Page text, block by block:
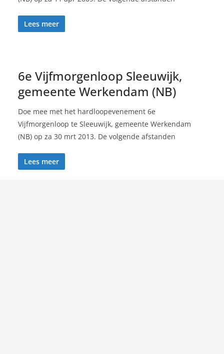
Lees meer
6e Vijfmorgenloop Sleeuwijk,
gemeente Werkendam (NB)
Doe mee met het hardloopevenement 6e
Vijfmorgenloop te Sleeuwijk, gemeente Werkendam
(NB) op za 30 mrt 2013. De volgende afstanden
Lees meer